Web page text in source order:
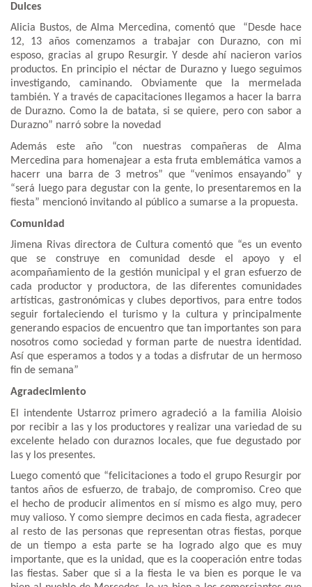
Dulces
Alicia Bustos, de Alma Mercedina, comentó que “Desde hace
12, 13 años comenzamos a trabajar con Durazno, con mi
esposo, gracias al grupo Resurgir. Y desde ahí nacieron varios
productos. En principio el néctar de Durazno y luego seguimos
investigando, caminando. Obviamente que la mermelada
también. Y a través de capacitaciones llegamos a hacer la barra
de Durazno. Como la de batata, si se quiere, pero con sabor a
Durazno” narró sobre la novedad
Además este año “con nuestras compañeras de Alma
Mercedina para homenajear a esta fruta emblemática vamos a
hacerr una barra de 3 metros” que “venimos ensayando” y
“será luego para degustar con la gente, lo presentaremos en la
fiesta” mencionó invitando al público a sumarse a la propuesta.
Comunidad
Jimena Rivas directora de Cultura comentó que “es un evento
que se construye en comunidad desde el apoyo y el
acompañamiento de la gestión municipal y el gran esfuerzo de
cada productor y productora, de las diferentes comunidades
artísticas, gastronómicas y clubes deportivos, para entre todos
seguir fortaleciendo el turismo y la cultura y principalmente
generando espacios de encuentro que tan importantes son para
nosotros como sociedad y forman parte de nuestra identidad.
Así que esperamos a todos y a todas a disfrutar de un hermoso
fin de semana”
Agradecimiento
El intendente Ustarroz primero agradeció a la familia Aloisio
por recibir a las y los productores y realizar una variedad de su
excelente helado con duraznos locales, que fue degustado por
las y los presentes.
Luego comentó que “felicitaciones a todo el grupo Resurgir por
tantos años de esfuerzo, de trabajo, de compromiso. Creo que
el hecho de producir alimentos en sí mismo es algo muy, pero
muy valioso. Y como siempre decimos en cada fiesta, agradecer
al resto de las personas que representan otras fiestas, porque
de un tiempo a esta parte se ha logrado algo que es muy
importante, que es la unidad, que es la cooperación entre todas
las fiestas. Saber que si a la fiesta le va bien es porque le va